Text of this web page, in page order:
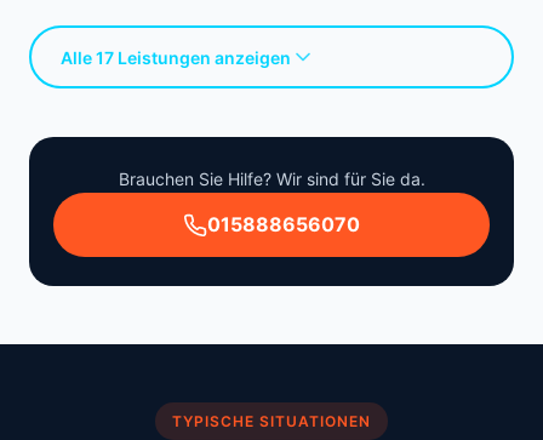
Alle 17 Leistungen anzeigen
Brauchen Sie Hilfe? Wir sind für Sie da.
015888656070
TYPISCHE SITUATIONEN